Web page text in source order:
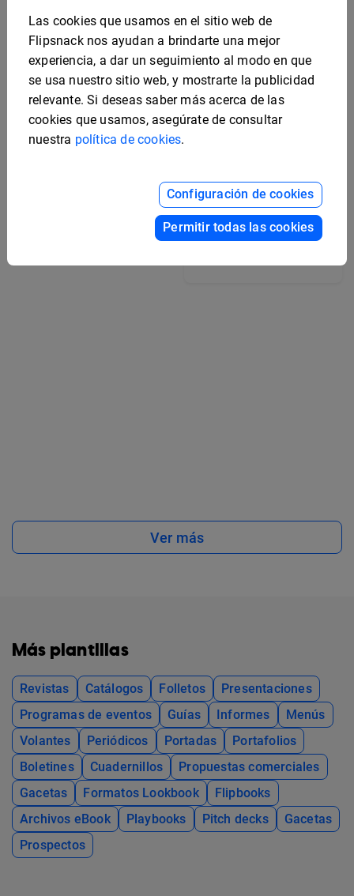
Ejemplo de análisis
Ver más
Más plantillas
Revistas Catálogos Folletos
Presentaciones
Programas de eventos
Guías Informes
Menús
Volantes
Periódicos Portadas
Portafolios
Boletines
Cuadernillos
Propuestas comerciales
Gacetas
Formatos Lookbook
Flipbooks
Archivos eBook
Playbooks Pitch decks
Gacetas
Prospectos
Las cookies que usamos en el sitio web de
Flipsnack nos ayudan a brindarte una mejor
experiencia, a dar un seguimiento al modo en que
se usa nuestro sitio web, y mostrarte la publicidad
relevante. Si deseas saber más acerca de las
cookies que usamos, asegúrate de consultar
nuestra política de cookies.
Configuración de cookies
Permitir todas las cookies